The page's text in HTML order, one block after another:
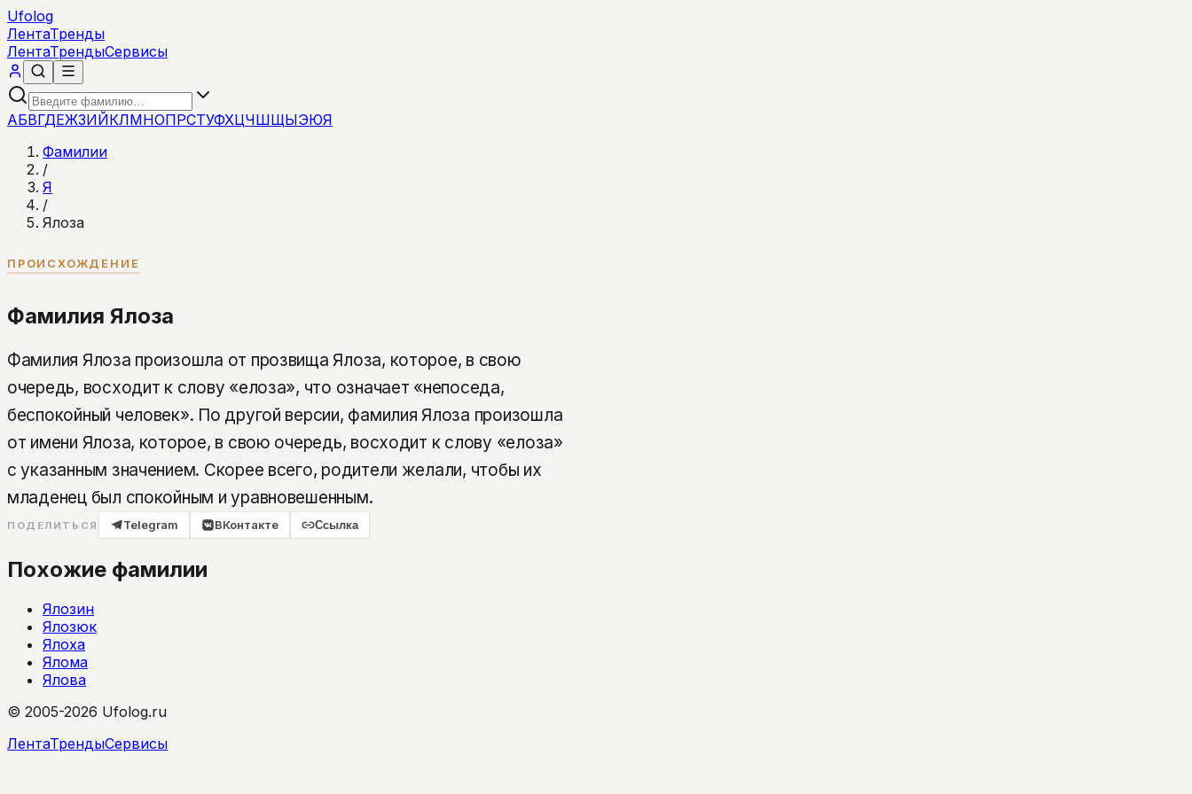
Ufolog
ЛентаТренды
ЛентаТрендыСервисы
АБВГДЕЖЗИЙКЛМНОПРСТУФХЦЧШЩЫЭЮЯ
Фамилии
/
Я
/
Ялоза
ПРОИСХОЖДЕНИЕ
Фамилия Ялоза
Фамилия Ялоза произошла от прозвища Ялоза, которое, в свою
очередь, восходит к слову «елоза», что означает «непоседа,
беспокойный человек». По другой версии, фамилия Ялоза произошла
от имени Ялоза, которое, в свою очередь, восходит к слову «елоза»
с указанным значением. Скорее всего, родители желали, чтобы их
младенец был спокойным и уравновешенным.
ПОДЕЛИТЬСЯ Telegram ВКонтакте Ссылка
Похожие фамилии
Ялозин
Ялозюк
Ялоха
Ялома
Ялова
© 2005-2026 Ufolog.ru
ЛентаТрендыСервисы